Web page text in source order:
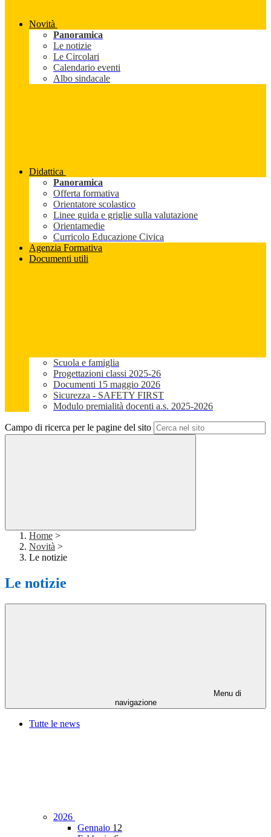
Novità
Panoramica
Le notizie
Le Circolari
Calendario eventi
Albo sindacale
Didattica
Panoramica
Offerta formativa
Orientatore scolastico
Linee guida e griglie sulla valutazione
Orientamedie
Curricolo Educazione Civica
Agenzia Formativa
Documenti utili
Scuola e famiglia
Progettazioni classi 2025-26
Documenti 15 maggio 2026
Sicurezza - SAFETY FIRST
Modulo premialità docenti a.s. 2025-2026
Campo di ricerca per le pagine del sito
Home >
Novità >
Le notizie
Le notizie
Menu di
navigazione
Tutte le news
2026
Gennaio 12